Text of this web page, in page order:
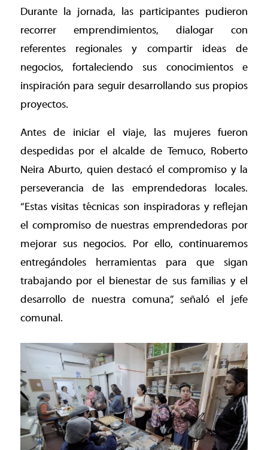
Durante la jornada, las participantes pudieron
recorrer emprendimientos, dialogar con
referentes regionales y compartir ideas de
negocios, fortaleciendo sus conocimientos e
inspiración para seguir desarrollando sus propios
proyectos.
Antes de iniciar el viaje, las mujeres fueron
despedidas por el alcalde de Temuco, Roberto
Neira Aburto, quien destacó el compromiso y la
perseverancia de las emprendedoras locales.
“Estas visitas técnicas son inspiradoras y reflejan
el compromiso de nuestras emprendedoras por
mejorar sus negocios. Por ello, continuaremos
entregándoles herramientas para que sigan
trabajando por el bienestar de sus familias y el
desarrollo de nuestra comuna”, señaló el jefe
comunal.